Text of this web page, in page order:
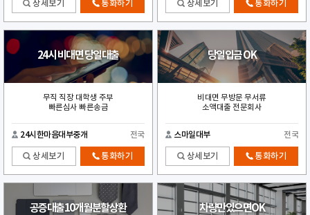
상세보기 통화하기 상세보기 통화하기
24시 비대면 당일대출
무직 직장 대학생 주부
빠른심사 빠른송금
24시한마음대부중개 전국
상세보기 통화하기
당일입금 OK
비대면 무방문 무서류
소액대출 전문회사
스마일대부 전국
상세보기 통화하기
공증대출10개월분할상환 차량만있으면OK